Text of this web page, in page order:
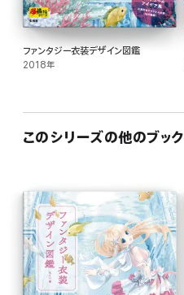
ファンタジー衣装デザイン図鑑
2018年
このシリーズの他のブック